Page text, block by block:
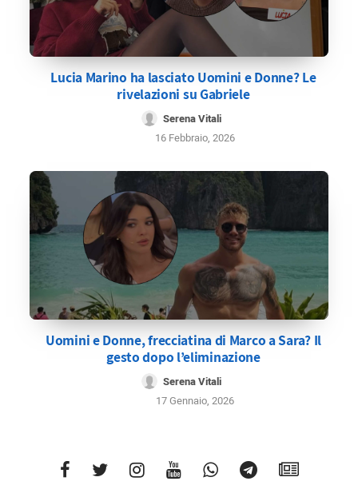
Lucia Marino ha lasciato Uomini e Donne? Le
rivelazioni su Gabriele
Serena Vitali
16 Febbraio, 2026
Uomini e Donne, frecciatina di Marco a Sara? Il
gesto dopo l’eliminazione
Serena Vitali
17 Gennaio, 2026